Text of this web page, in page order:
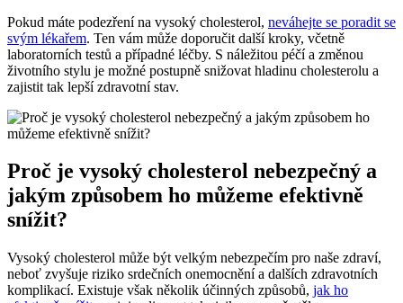
Pokud máte podezření na vysoký cholesterol, neváhejte se poradit se
svým lékařem. Ten vám může doporučit další kroky, včetně
laboratorních testů a případné léčby. S náležitou péčí a změnou
životního stylu je možné postupně snižovat hladinu cholesterolu a
zajistit tak lepší zdravotní stav.
Proč je vysoký cholesterol nebezpečný a
jakým způsobem ho můžeme efektivně
snížit?
Vysoký cholesterol může být velkým nebezpečím pro naše zdraví,
neboť zvyšuje riziko srdečních onemocnění a dalších zdravotních
komplikací. Existuje však několik účinných způsobů, jak ho